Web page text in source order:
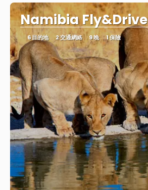
Namibia Fly&Drive
6 目的地 2 交通網絡 9 晚 1 保險